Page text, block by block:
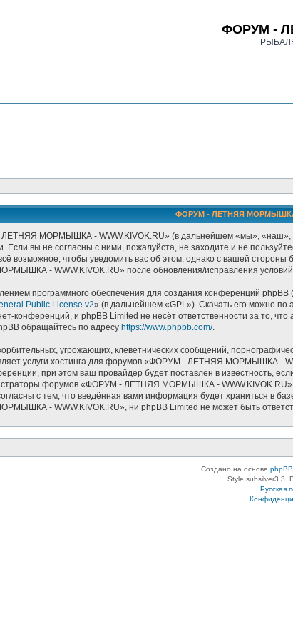
ФОРУМ -
ФОРУМ - ЛЕТНЯЯ МОРМЫШКА -
МОРМЫШКА - WWW.KIVOK.RU» (в дальнейшем «мы»,
Если вы не согласны с ними, пожалуйста, не заходите и не
возможное, чтобы уведомить вас об этом, однако с вашей
- WWW.KIVOK.RU» после обновления/исправления условий
программного обеспечения для создания конференций
Public License v2» (в дальнейшем «GPL»). Скачать его можно по
конференций, и phpBB Limited не несёт ответственности за то,
обращайтесь по адресу https://www.phpbb.com/.
угрожающих, клеветнических сообщений,
услуги хостинга для форумов «ФОРУМ - ЛЕТНЯЯ МОРМЫШКА -
при этом ваш провайдер будет поставлен в известность,
форумов «ФОРУМ - ЛЕТНЯЯ МОРМЫШКА - WWW.KIVOK.RU»
с тем, что введённая вами информация будет храниться в
- WWW.KIVOK.RU», ни phpBB Limited не может быть
Создано на основе phpBB
Style subsilver3.3.
Русская